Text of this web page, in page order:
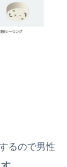
るので男性